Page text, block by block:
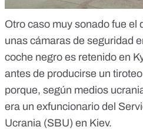
Otro caso muy sonado fue el
unas cámaras de seguridad
coche negro es retenido en
antes de producirse un
porque, según medios
era un exfuncionario del
Ucrania (SBU) en Kiev.